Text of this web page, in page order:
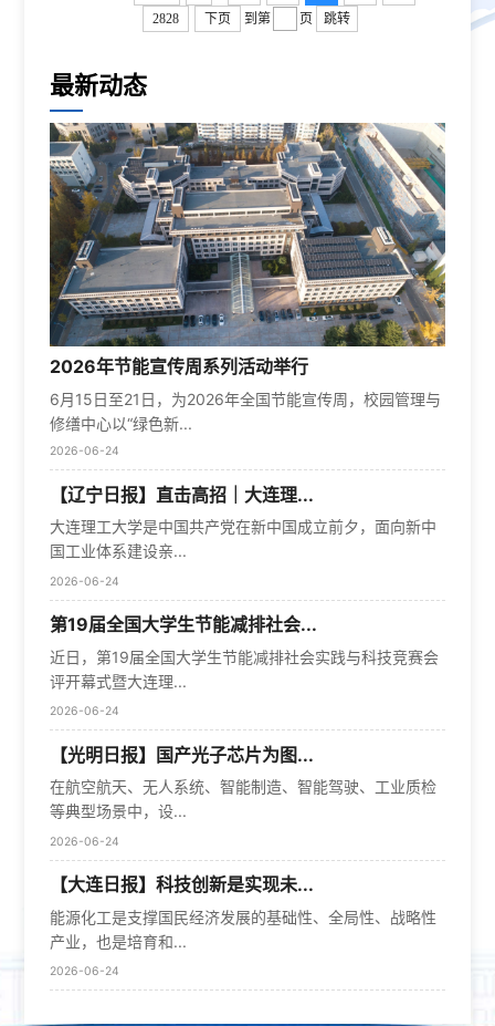
2828
下页 到第 页 跳转
最新动态
2026年节能宣传周系列活动举行
6月15日至21日，为2026年全国节能宣传周，校园管理与
修缮中心以“绿色新...
2026-06-24
【辽宁日报】直击高招｜大连理...
大连理工大学是中国共产党在新中国成立前夕，面向新中
国工业体系建设亲...
2026-06-24
第19届全国大学生节能减排社会...
近日，第19届全国大学生节能减排社会实践与科技竞赛会
评开幕式暨大连理...
2026-06-24
【光明日报】国产光子芯片为图...
在航空航天、无人系统、智能制造、智能驾驶、工业质检
等典型场景中，设...
2026-06-24
【大连日报】科技创新是实现未...
能源化工是支撑国民经济发展的基础性、全局性、战略性
产业，也是培育和...
2026-06-24